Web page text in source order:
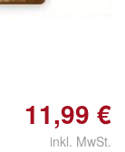
11,99 €
inkl. MwSt.